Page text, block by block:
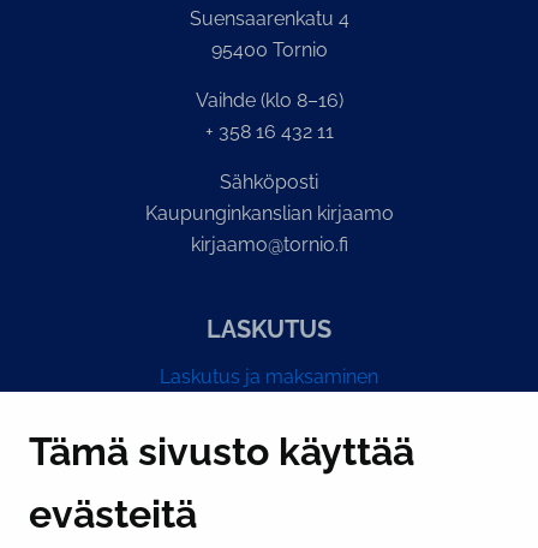
Tämä sivusto käyttää
evästeitä
Suensaarenkatu 4
95400 Tornio
Vaihde (klo 8–16)
+ 358 16 432 11
Sähköposti
Kaupunginkanslian kirjaamo
kirjaamo@tornio.fi
LASKUTUS
Laskutus ja maksaminen
PI­KA­LINK­KE­JÄ